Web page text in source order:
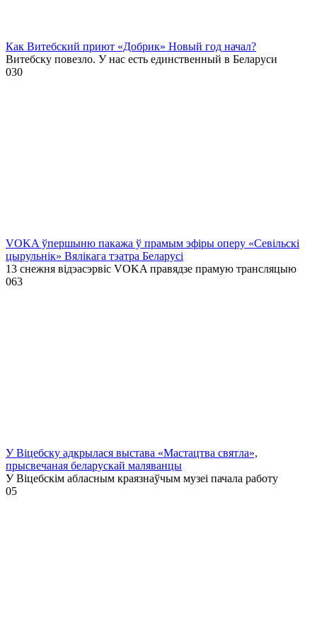
Как Витебский приют «Добрик» Новый год начал?
Витебску повезло. У нас есть единственный в Беларуси
030
VOKA ўпершыню пакажа ў прамым эфіры оперу «Севільскі
цырульнік» Вялікага тэатра Беларусі
13 снежня відэасэрвіс VOKA правядзе прамую трансляцыю
063
У Віцебску адкрылася выстава «Мастацтва святла»,
прысвечаная беларускай маляванцы
У Віцебскім абласным краязнаўчым музеі пачала работу
05